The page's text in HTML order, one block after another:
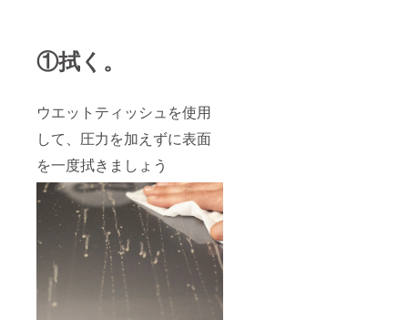
①拭く。
ウエットティッシュを使用
して、圧力を加えずに表面
を一度拭きましょう